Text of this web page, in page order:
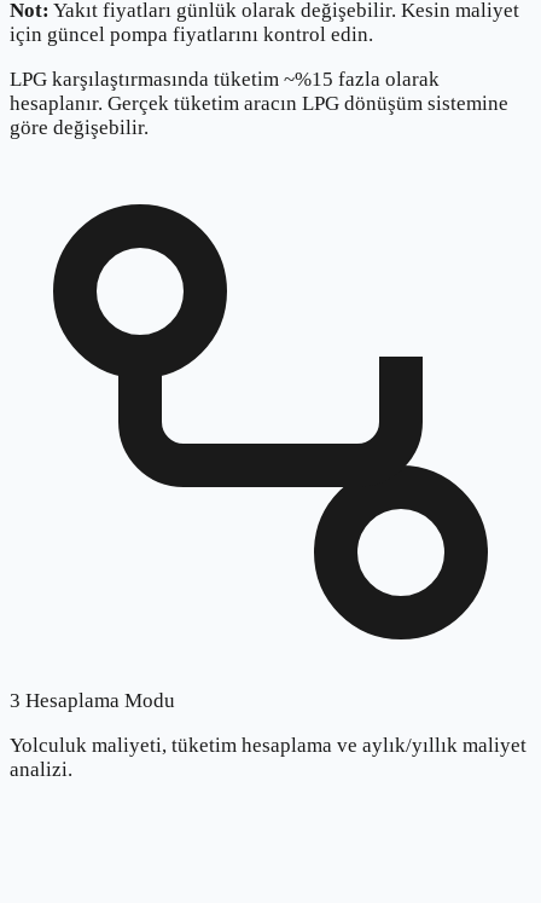
Not: Yakıt fiyatları günlük olarak değişebilir. Kesin maliyet
için güncel pompa fiyatlarını kontrol edin.
LPG karşılaştırmasında tüketim ~%15 fazla olarak
hesaplanır. Gerçek tüketim aracın LPG dönüşüm sistemine
göre değişebilir.
3 Hesaplama Modu
Yolculuk maliyeti, tüketim hesaplama ve aylık/yıllık maliyet
analizi.